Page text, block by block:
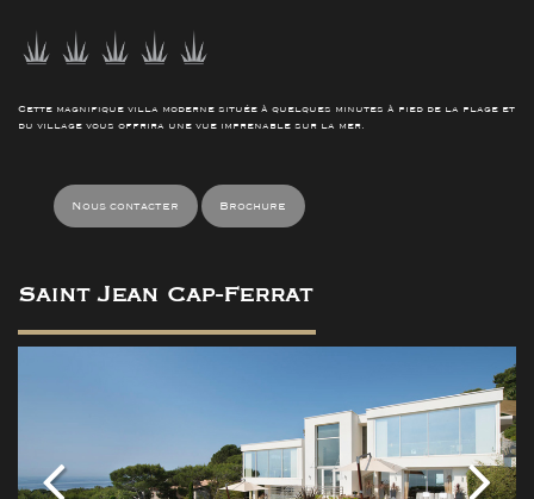
Cette magnifique villa moderne située à quelques minutes à pied de la plage et
du village vous offrira une vue imprenable sur la mer.
Nous contacter Brochure
Saint Jean Cap-Ferrat